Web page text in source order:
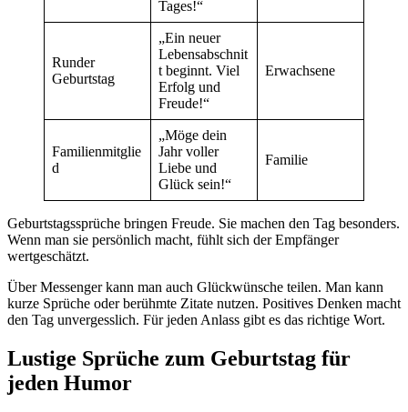
Tages!“
Runder
Geburtstag
„Ein neuer
Lebensabschnit
t beginnt. Viel
Erfolg und
Freude!“
Erwachsene
Familienmitglie
d
„Möge dein
Jahr voller
Liebe und
Glück sein!“
Familie
Geburtstagssprüche bringen Freude. Sie machen den Tag besonders.
Wenn man sie persönlich macht, fühlt sich der Empfänger
wertgeschätzt.
Über Messenger kann man auch Glückwünsche teilen. Man kann
kurze Sprüche oder berühmte Zitate nutzen. Positives Denken macht
den Tag unvergesslich. Für jeden Anlass gibt es das richtige Wort.
Lustige Sprüche zum Geburtstag für
jeden Humor